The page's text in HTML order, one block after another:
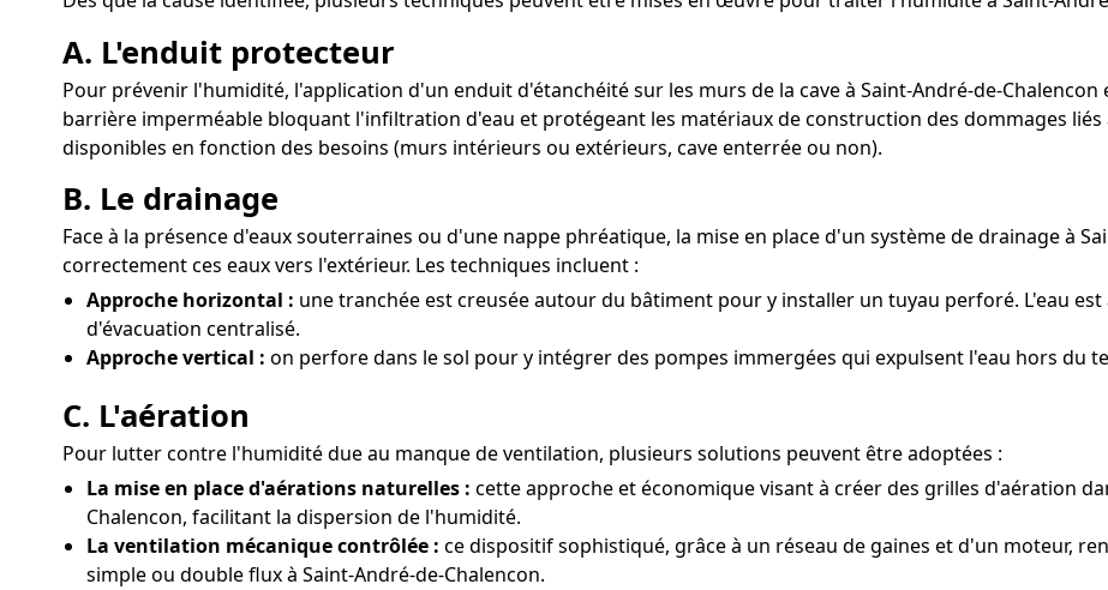
A. L'enduit protecteur
Pour prévenir l'humidité, l'application d'un enduit d'étanchéité sur les murs de la cave à Saint-André-de-
barrière imperméable bloquant l'infiltration d'eau et protégeant les matériaux de construction des dommages
disponibles en fonction des besoins (murs intérieurs ou extérieurs, cave enterrée ou non).
B. Le drainage
Face à la présence d'eaux souterraines ou d'une nappe phréatique, la mise en place d'un système de drainage à
correctement ces eaux vers l'extérieur. Les techniques incluent :
Approche horizontal : une tranchée est creusée autour du bâtiment pour y installer un tuyau perforé. L'eau
d'évacuation centralisé.
Approche vertical : on perfore dans le sol pour y intégrer des pompes immergées qui expulsent l'eau hors du
C. L'aération
Pour lutter contre l'humidité due au manque de ventilation, plusieurs solutions peuvent être adoptées :
La mise en place d'aérations naturelles : cette approche et économique visant à créer des grilles d'aération
Chalencon, facilitant la dispersion de l'humidité.
La ventilation mécanique contrôlée : ce dispositif sophistiqué, grâce à un réseau de gaines et d'un moteur,
simple ou double flux à Saint-André-de-Chalencon.